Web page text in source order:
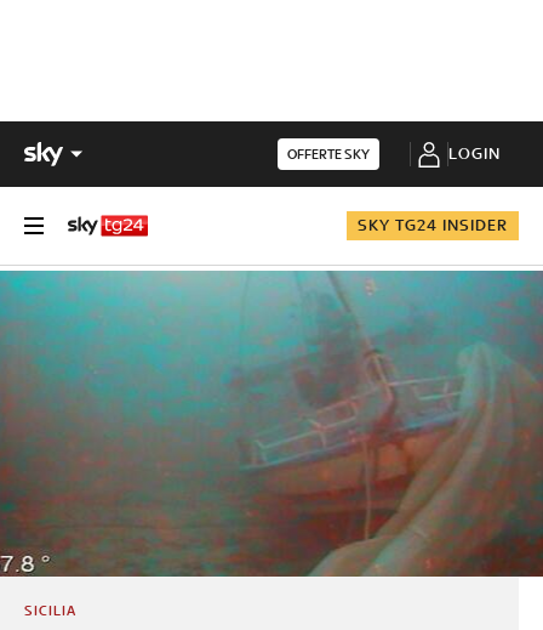
OFFERTE SKY LOGIN
SKY TG24 INSIDER
SICILIA